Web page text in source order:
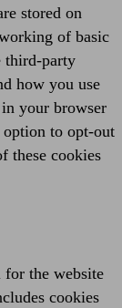
stored on
of basic
third-party
how you use
your browser
to opt-out
these cookies
for the website
cookies